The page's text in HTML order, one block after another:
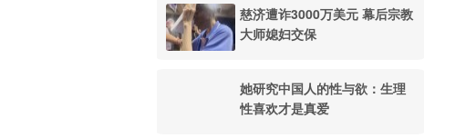
慈济遭诈3000万美元 幕后宗教
大师媳妇交保
她研究中国人的性与欲：生理
性喜欢才是真爱